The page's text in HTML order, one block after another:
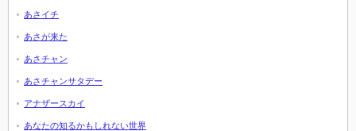
あさイチ
あさが来た
あさチャン
あさチャンサタデー
アナザースカイ
あなたの知るかもしれない世界